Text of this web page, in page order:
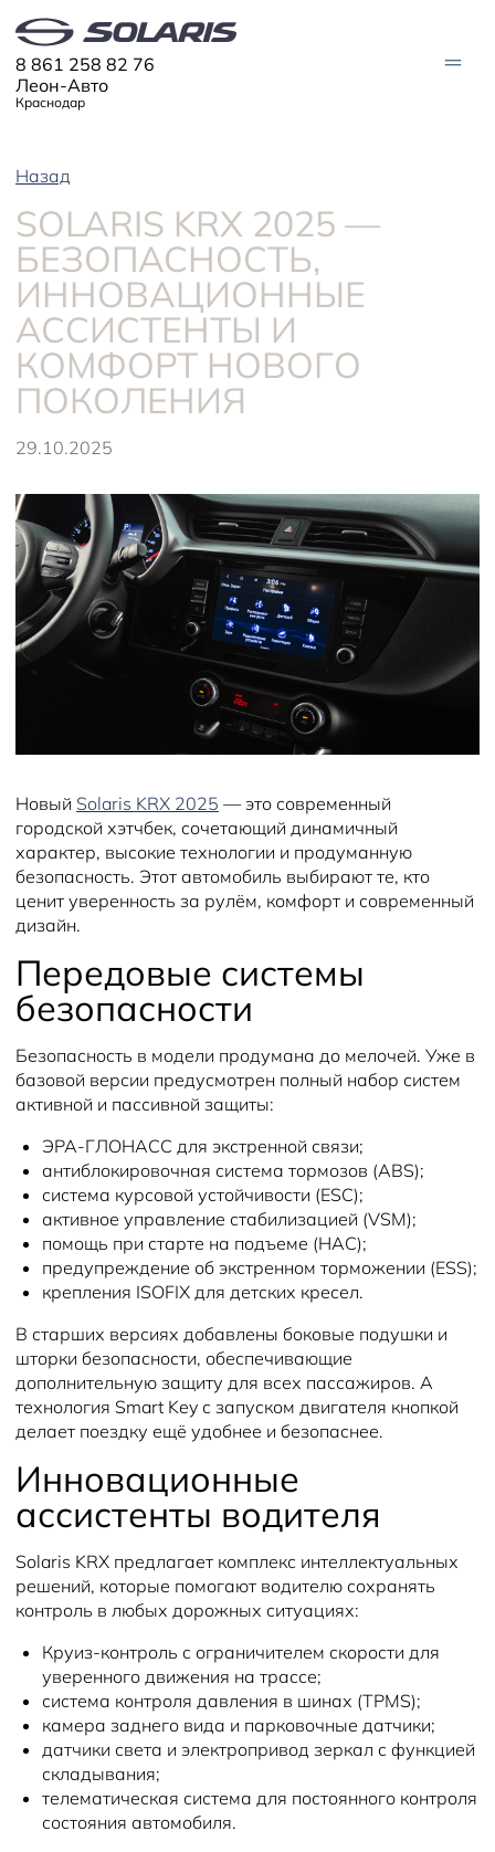
Леон-Авто
Краснодар
8 861 258 82 76
Solaris HC
Solaris KRX
Solaris KRS
Solaris HS
ЦИФРОВОЙ АВТОМОБИЛЬ
ПОКУПАТЕЛЯМ
Кредит
Трейд-ин
Корпоративным клиентам
Оригинальные аксессуары
Тест-драйв
Solaris Страхование
Solaris Забота
СЕРВИС
Запасные части
Запись на сервис
Гарантия
Руководства
О ДИЛЕРЕ
Контакты
Назад
SOLARIS KRX 2025 —
БЕЗОПАСНОСТЬ,
ИННОВАЦИОННЫЕ
АССИСТЕНТЫ И
КОМФОРТ НОВОГО
ПОКОЛЕНИЯ
29.10.2025
Новый Solaris KRX 2025 — это современный
городской хэтчбек, сочетающий динамичный
характер, высокие технологии и продуманную
безопасность. Этот автомобиль выбирают те, кто
ценит уверенность за рулём, комфорт и современный
дизайн.
Передовые системы
безопасности
Безопасность в модели продумана до мелочей. Уже в
базовой версии предусмотрен полный набор систем
активной и пассивной защиты:
ЭРА-ГЛОНАСС для экстренной связи;
антиблокировочная система тормозов (ABS);
система курсовой устойчивости (ESC);
активное управление стабилизацией (VSM);
помощь при старте на подъеме (HAC);
предупреждение об экстренном торможении (ESS);
крепления ISOFIX для детских кресел.
В старших версиях добавлены боковые подушки и
шторки безопасности, обеспечивающие
дополнительную защиту для всех пассажиров. А
технология Smart Key с запуском двигателя кнопкой
делает поездку ещё удобнее и безопаснее.
Инновационные
ассистенты водителя
Solaris KRX предлагает комплекс интеллектуальных
решений, которые помогают водителю сохранять
контроль в любых дорожных ситуациях:
Круиз-контроль с ограничителем скорости для
уверенного движения на трассе;
система контроля давления в шинах (TPMS);
камера заднего вида и парковочные датчики;
датчики света и электропривод зеркал с функцией
складывания;
телематическая система для постоянного контроля
состояния автомобиля.